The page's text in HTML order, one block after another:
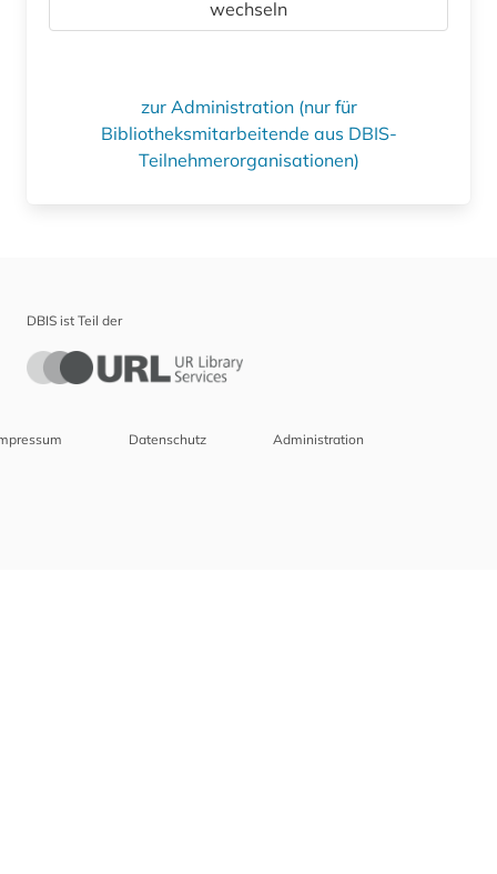
wechseln
zur Administration (nur für
Bibliotheksmitarbeitende aus DBIS-
Teilnehmerorganisationen)
DBIS ist Teil der
Datenschutz Administration